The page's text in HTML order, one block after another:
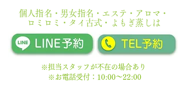
個人指名・男女指名・エステ・アロマ・
ロミロミ・タイ古式・よもぎ蒸しは
※担当スタッフが不在の場合あり
※お電話受付：10:00〜22:00